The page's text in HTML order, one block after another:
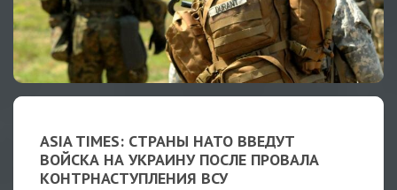
ASIA TIMES: СТРАНЫ НАТО ВВЕДУТ
ВОЙСКА НА УКРАИНУ ПОСЛЕ ПРОВАЛА
КОНТРНАСТУПЛЕНИЯ ВСУ